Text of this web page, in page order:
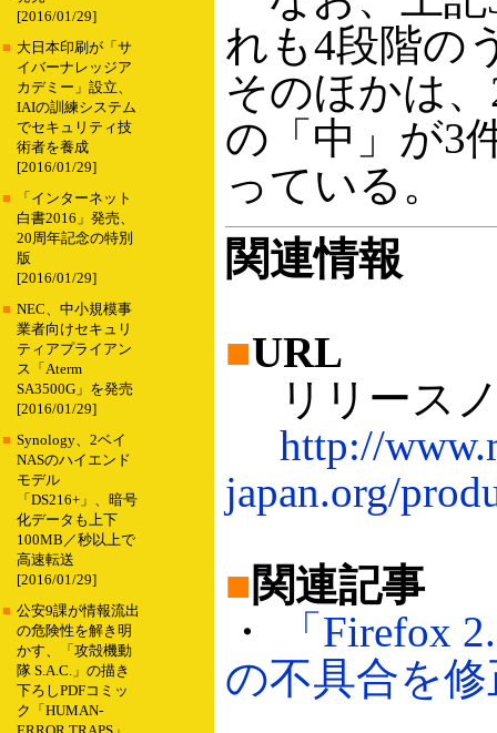
[2016/01/29]
■ 大日本印刷が「サ
イバーナレッジア
カデミー」設立、
IAIの訓練システム
でセキュリティ技
術者を養成
[2016/01/29]
■
「インターネット
白書2016」発売、
20周年記念の特別
版
[2016/01/29]
■ NEC、中小規模事
業者向けセキュリ
ティアプライアン
ス「Aterm
SA3500G」を発売
[2016/01/29]
■ Synology、2ベイ
NASのハイエンド
モデル
「DS216+」、暗号
化データも上下
100MB／秒以上で
高速転送
[2016/01/29]
■ 公安9課が情報流出
の危険性を解き明
かす、「攻殻機動
隊 S.A.C.」の描き
下ろしPDFコミッ
ク「HUMAN-
れも4段階の
そのほかは
の「中」が3
っている。
関連情報
■URL
リリース
http://
japan.org/
■関連記事
・
「Firefox
の不具合を修